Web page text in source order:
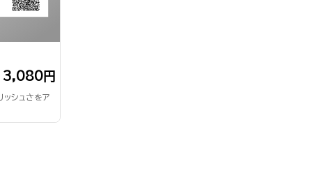
3,080円
ッシュさをア